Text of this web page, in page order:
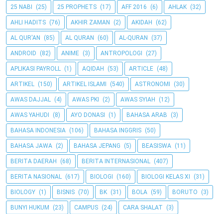
25 NABI (25) 25 PROPHETS (17) AFF 2016 (6) AHLAK (32)
AHLI HADITS (76) AKHIR ZAMAN (2) AKIDAH (62)
AL QUR'AN (85) AL QURAN (60) AL-QURAN (37)
ANDROID (82) ANIME (3) ANTROPOLOGI (27)
APLIKASI PAYROLL (1) AQIDAH (53) ARTICLE (48)
ARTIKEL (150) ARTIKEL ISLAMI (540) ASTRONOMI (30)
AWAS DAJJAL (4) AWAS PKI (2) AWAS SYIAH (12)
AWAS YAHUDI (8) AYO DONASI (1) BAHASA ARAB (3)
BAHASA INDONESIA (106) BAHASA INGGRIS (50)
BAHASA JAWA (2) BAHASA JEPANG (5) BEASISWA (11)
BERITA DAERAH (68) BERITA INTERNASIONAL (407)
BERITA NASIONAL (617) BIOLOGI (160) BIOLOGI KELAS XI (31)
BIOLOGY (1) BISNIS (70) BK (31) BOLA (59) BORUTO (3)
BUNYI HUKUM (23) CAMPUS (24) CARA SHALAT (3)